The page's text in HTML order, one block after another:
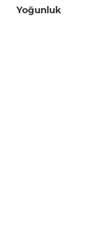
Yoğunluk